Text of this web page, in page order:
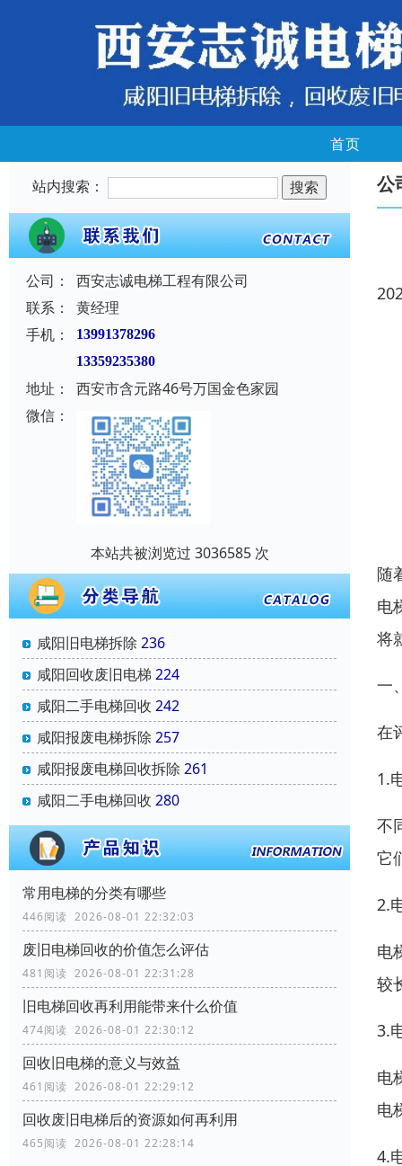
首页
站内搜索：
公司：
西安志诚电梯工程有限公司
联系：
黄经理
手机：
13991378296
13359235380
地址：
西安市含元路46号万国金色家园
微信：
本站共被浏览过 3036585 次
咸阳旧电梯拆除 236
咸阳回收废旧电梯 224
咸阳二手电梯回收 242
咸阳报废电梯拆除 257
咸阳报废电梯回收拆除 261
咸阳二手电梯回收 280
常用电梯的分类有哪些
446阅读 2026-08-01 22:32:03
废旧电梯回收的价值怎么评估
481阅读 2026-08-01 22:31:28
旧电梯回收再利用能带来什么价值
474阅读 2026-08-01 22:30:12
回收旧电梯的意义与效益
461阅读 2026-08-01 22:29:12
回收废旧电梯后的资源如何再利用
465阅读 2026-08-01 22:28:14
公
随
电
将
一
在
1.
不
它
2.
电
较
3.
电
电
4.